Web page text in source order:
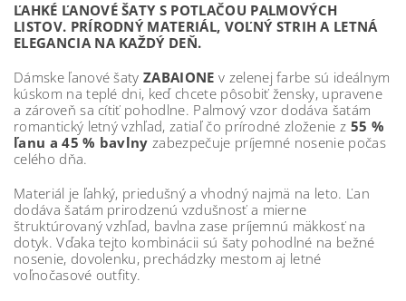
ĽAHKÉ ĽANOVÉ ŠATY S POTLAČOU PALMOVÝCH
LISTOV. PRÍRODNÝ MATERIÁL, VOĽNÝ STRIH A LETNÁ
ELEGANCIA NA KAŽDÝ DEŇ.
Dámske ľanové šatyZABAIONE v zelenej farbe sú ideálnym
kúskom na teplé dni, keď chcete pôsobiť žensky, upravene
a zároveň sa cítiť pohodlne. Palmový vzor dodáva šatám
romantický letný vzhľad, zatiaľ čo prírodné zloženie z 55 %
ľanu a 45 % bavlny zabezpečuje príjemné nosenie počas
celého dňa.
Materiál je ľahký, priedušný a vhodný najmä na leto. Ľan
dodáva šatám prirodzenú vzdušnosť a mierne
štruktúrovaný vzhľad, bavlna zase príjemnú mäkkosť na
dotyk. Vďaka tejto kombinácii sú šaty pohodlné na bežné
nosenie, dovolenku, prechádzky mestom aj letné
voľnočasové outfity.